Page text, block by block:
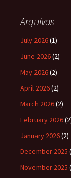
Arquivos
July 2026(1)
June 2026(2)
May 2026(2)
April 2026(2)
March 2026(2)
February 2026
January 2026(2)
December 2025
November 2025